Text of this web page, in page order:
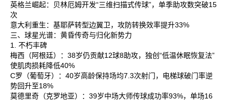
英格兰崛起‌：贝林厄姆开发“三维扫描式传球”，单季助攻数突破15
次‌
意大利重生‌：基耶萨转型边翼卫，攻防转换效率提升33%‌
三、球星光谱：黄昏传奇与归化新势力
1. 不朽丰碑
梅西‌（阿根廷）：38岁仍贡献12球8助攻，独创“低温休眠恢复法”
使肌肉损耗降低40%‌
C罗‌（葡萄牙）：40岁高龄保持场均7.3次射门，电梯球破门率逆
势回升至18%‌
莫德里奇‌（克罗地亚）：39岁中场大师传球成功率93%，单场16